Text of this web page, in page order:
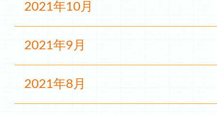
2021年10月
2021年9月
2021年8月